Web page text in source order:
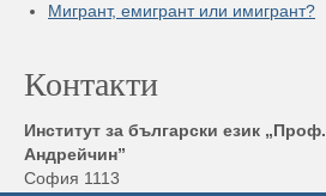
Мигрант, емигрант или имигрант?
Контакти
Институт за български език
Андрейчин”
София 1113